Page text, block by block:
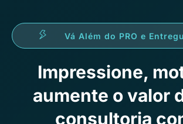
Vá Além do PRO e
Impressione,
aumente o valor
consultoria